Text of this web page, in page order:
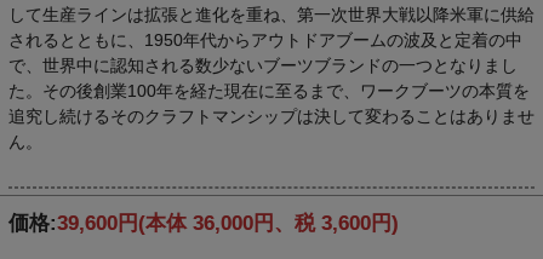
して生産ラインは拡張と進化を重ね、第一次世界大戦以降米軍に供給
されるとともに、1950年代からアウトドアブームの波及と定着の中
で、世界中に認知される数少ないブーツブランドの一つとなりまし
た。その後創業100年を経た現在に至るまで、ワークブーツの本質を
追究し続けるそのクラフトマンシップは決して変わることはありませ
ん。
価格:39,600円 (本体 36,000円、税 3,600円)